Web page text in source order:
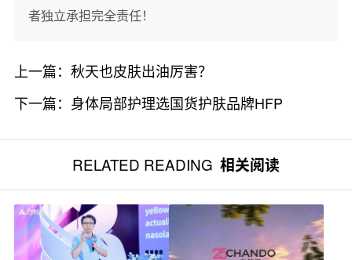
者独立承担完全责任！
上一篇： 秋天也皮肤出油厉害？
下一篇： 身体局部护理选国货护肤品牌HFP
RELATED READING 相关阅读